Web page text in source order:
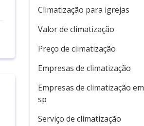
Climatização para igrejas
Valor de climatização
Preço de climatização
Empresas de climatização
Empresas de climatização em
sp
Serviço de climatização